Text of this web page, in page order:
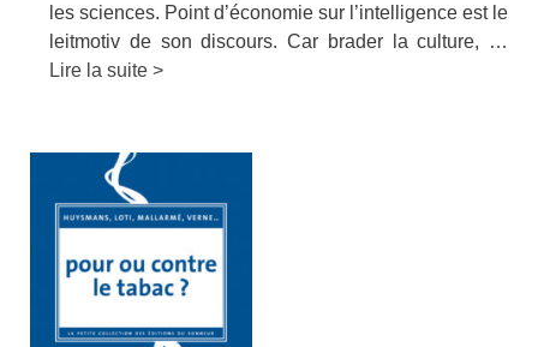
les sciences. Point d’économie sur l’intelligence est le
leitmotiv de son discours. Car brader la culture, …
Lire la suite >